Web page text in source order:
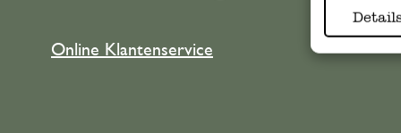
Online Klantenservice